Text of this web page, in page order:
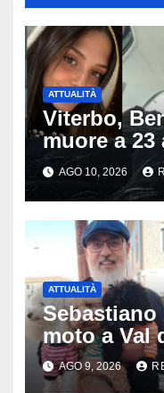
ATTUALITÀ
Viterbo,
muore a
di
vita
sulle
AGO 10, 2026
ATTUALITÀ
moto a Val
schianta
due
AGO 9, 2026